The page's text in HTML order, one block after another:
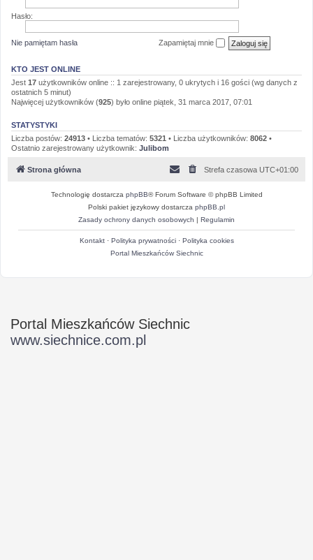
Hasło:
Nie pamiętam hasła Zapamiętaj mnie
KTO JEST ONLINE
Jest 17 użytkowników online :: 1 zarejestrowany, 0 ukrytych i 16 gości (wg danych z
ostatnich 5 minut)
Najwięcej użytkowników (925) było online piątek, 31 marca 2017, 07:01
STATYSTYKI
Liczba postów: 24913 • Liczba tematów: 5321 • Liczba użytkowników: 8062 •
Ostatnio zarejestrowany użytkownik: Julibom
Strona główna Strefa czasowa UTC+01:00
Technologię dostarcza phpBB® Forum Software © phpBB Limited
Polski pakiet językowy dostarcza phpBB.pl
Zasady ochrony danych osobowych | Regulamin
Kontakt· Polityka prywatności· Polityka cookies
Portal Mieszkańców Siechnic
Portal Mieszkańców Siechnic
www.siechnice.com.pl